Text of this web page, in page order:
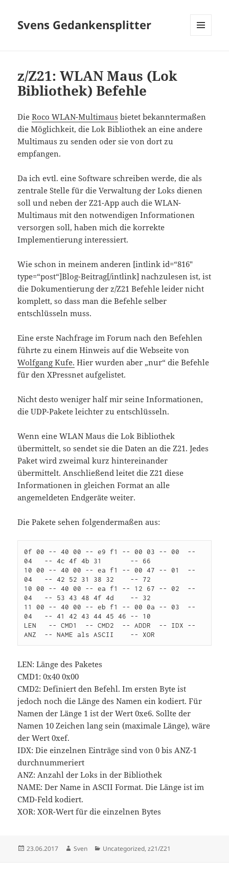
Svens Gedankensplitter
z/Z21: WLAN Maus (Lok
Bibliothek) Befehle
DieRoco WLAN-Multimaus bietet bekanntermaßen
die Möglichkeit, die Lok Bibliothek an eine andere
Multimaus zu senden oder sie von dort zu
empfangen.
Da ich evtl. eine Software schreiben werde, die als
zentrale Stelle für die Verwaltung der Loks dienen
soll und neben der Z21-App auch die WLAN-
Multimaus mit den notwendigen Informationen
versorgen soll, haben mich die korrekte
Implementierung interessiert.
Wie schon in meinem anderen [intlink id=“816″
type=“post“]Blog-Beitrag[/intlink] nachzulesen ist, ist
die Dokumentierung der z/Z21 Befehle leider nicht
komplett, so dass man die Befehle selber
entschlüsseln muss.
Eine erste Nachfrage im Forum nach den Befehlen
führte zu einem Hinweis auf die Webseite von
Wolfgang Kufe. Hier wurden aber „nur“ die Befehle
für den XPressnet aufgelistet.
Nicht desto weniger half mir seine Informationen,
die UDP-Pakete leichter zu entschlüsseln.
Wenn eine WLAN Maus die Lok Bibliothek
übermittelt, so sendet sie die Daten an die Z21. Jedes
Paket wird zweimal kurz hintereinander
übermittelt. Anschließend leitet die Z21 diese
Informationen in gleichen Format an alle
angemeldeten Endgeräte weiter.
Die Pakete sehen folgendermaßen aus:
0f 00 -- 40 00 -- e9 f1 -- 00 03 -- 00  --
04   -- 4c 4f 4b 31       -- 66
10 00 -- 40 00 -- ea f1 -- 00 47 -- 01  --
04   -- 42 52 31 38 32    -- 72
10 00 -- 40 00 -- ea f1 -- 12 67 -- 02  --
04   -- 53 43 48 4f 4d    -- 32
11 00 -- 40 00 -- eb f1 -- 00 0a -- 03  --
04   -- 41 42 43 44 45 46 -- 10
LEN   -- CMD1  -- CMD2  -- ADDR  -- IDX --
LEN: Länge des Paketes
CMD1: 0x40 0x00
CMD2: Definiert den Befehl. Im ersten Byte ist
jedoch noch die Länge des Namen ein kodiert. Für
Namen der Länge 1 ist der Wert 0xe6. Sollte der
Namen 10 Zeichen lang sein (maximale Länge), wäre
der Wert 0xef.
IDX: Die einzelnen Einträge sind von 0 bis ANZ-1
durchnummeriert
ANZ: Anzahl der Loks in der Bibliothek
NAME: Der Name in ASCII Format. Die Länge ist im
CMD-Feld kodiert.
XOR: XOR-Wert für die einzelnen Bytes
Veröffentlicht
23.06.2017 Autor
Sven Kategorien
Uncategorized,z21/Z21